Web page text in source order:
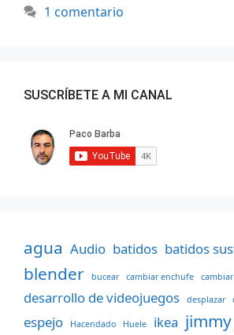
1 comentario
SUSCRÍBETE A MI CANAL
agua Audio batidos batidos
blender bucear cambiar enchufe
desarrollo de videojuegos desplazar
espejo Hacendado Huele ikea